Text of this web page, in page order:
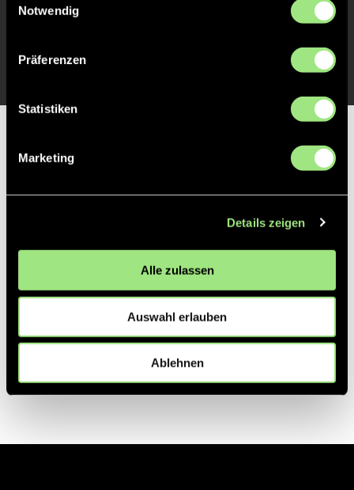
Notwendig
Präferenzen
Statistiken
Marketing
Details zeigen
Alle zulassen
Auswahl erlauben
Ablehnen